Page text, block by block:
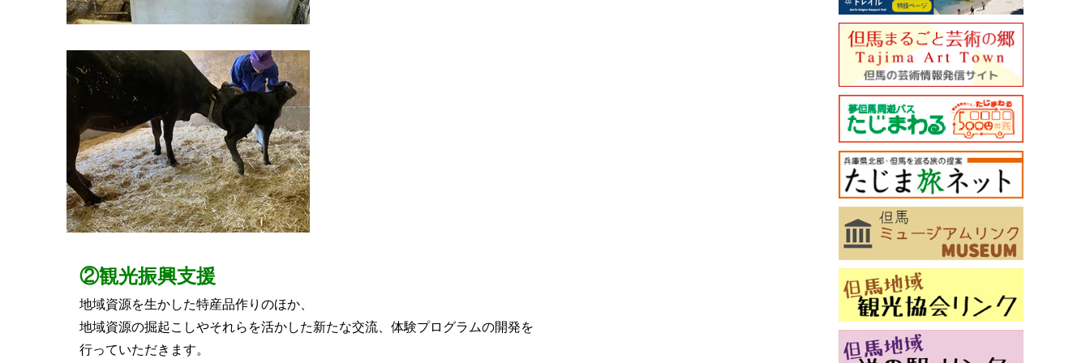
②観光振興支援
地域資源を生かした特産品作りのほか、
地域資源の掘起こしやそれらを活かした新たな交流、体験プログラムの開発を
行っていただきます。